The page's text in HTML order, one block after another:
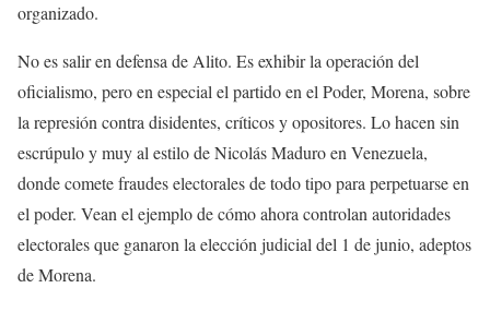
organizado.
No es salir en defensa de Alito. Es exhibir la operación del
oficialismo, pero en especial el partido en el Poder, Morena, sobre
la represión contra disidentes, críticos y opositores. Lo hacen sin
escrúpulo y muy al estilo de Nicolás Maduro en Venezuela,
donde comete fraudes electorales de todo tipo para perpetuarse en
el poder. Vean el ejemplo de cómo ahora controlan autoridades
electorales que ganaron la elección judicial del 1 de junio, adeptos
de Morena.